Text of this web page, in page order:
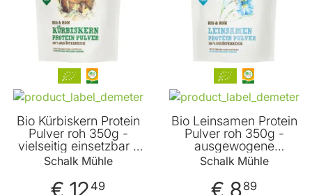
Bio Kürbiskern Protein
Pulver roh 350g -
vielseitig einsetzbar -
sehr hoher Eiweiß-
Anteil - Magnesium -
Zink - Eisen - veganes
Schalk Mühle
€ 12 49
Bio Leinsamen Protein
Pulver roh 350g -
ausgewogene
Ernährung - hoher
Gehalt an Magnesium
- Eisen und Zink -
Schalk Mühle
€ 889